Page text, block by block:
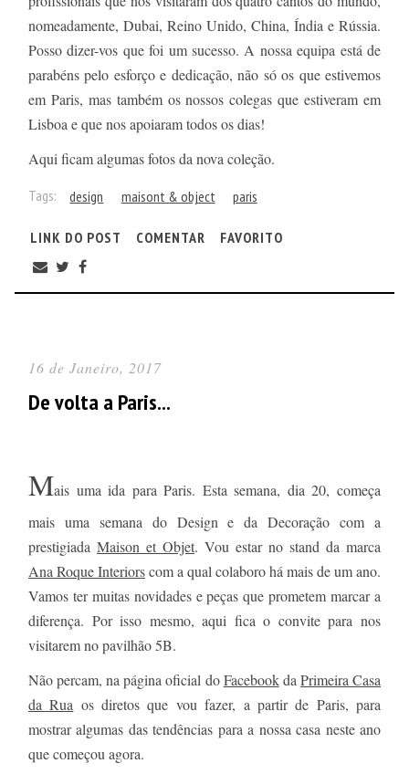
nomeadamente, Dubai, Reino Unido, China, Índia e Rússia.
Posso dizer-vos que foi um sucesso. A nossa equipa está de
parabéns pelo esforço e dedicação, não só os que estivemos
em Paris, mas também os nossos colegas que estiveram em
Lisboa e que nos apoiaram todos os dias!
Aqui ficam algumas fotos da nova coleção.
Tags: design maisont & object paris
LINK DO POST COMENTAR FAVORITO
16 de Janeiro, 2017
De volta a Paris...
Mais uma ida para Paris. Esta semana, dia 20, começa
mais uma semana do Design e da Decoração com a
prestigiada Maison et Objet. Vou estar no stand da marca
Ana Roque Interiorscom a qual colaboro há mais de um ano.
Vamos ter muitas novidades e peças que prometem marcar a
diferença. Por isso mesmo, aqui fica o convite para nos
visitarem no pavilhão 5B.
Não percam, na página oficial doFacebookdaPrimeira Casa
da Rua os diretos que vou fazer, a partir de Paris, para
mostrar algumas das tendências para a nossa casa neste ano
que começou agora.